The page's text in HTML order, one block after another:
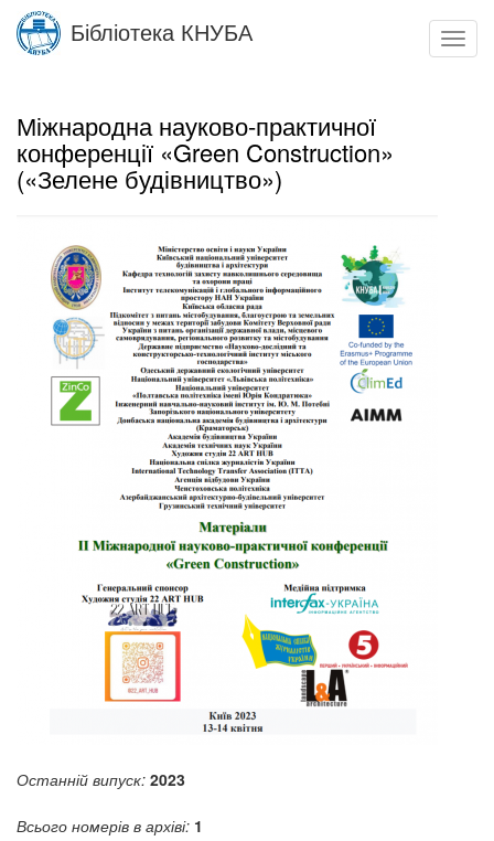
Skip
main
Бібліотека КНУБА
Міжнародна науково-практичної
конференції «Green Construction»
(«Зелене будівництво»)
Останній випуск: 2023
Всього номерів в архіві: 1